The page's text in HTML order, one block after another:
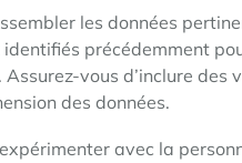
les données
identifiés précédemment
vous d’inclure
des données.
avec la